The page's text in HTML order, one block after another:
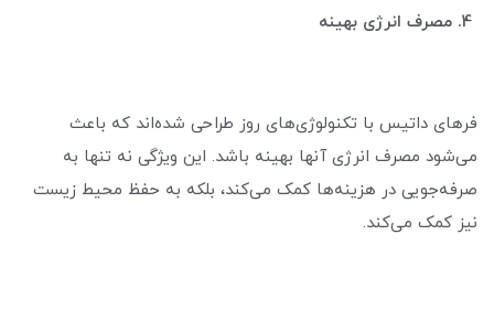
فرهای داتیس با تکنولوژی‌های روز طراحی شده‌اند که باعث
می‌شود مصرف انرژی آنها بهینه باشد. این ویژگی نه تنها به
صرفه‌جویی در هزینه‌ها کمک می‌کند، بلکه به حفظ محیط زیست
نیز کمک می‌کند.